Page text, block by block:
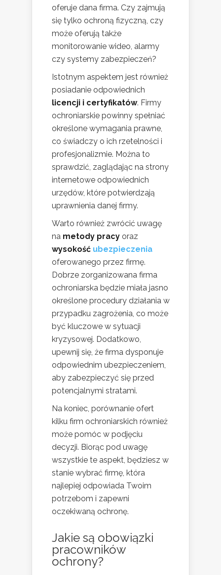
oferuje dana firma. Czy zajmują
się tylko ochroną fizyczną, czy
może oferują także
monitorowanie wideo, alarmy
czy systemy zabezpieczeń?
Istotnym aspektem jest również
posiadanie odpowiednich
licencji i certyfikatów. Firmy
ochroniarskie powinny spełniać
określone wymagania prawne,
co świadczy o ich rzetelności i
profesjonalizmie. Można to
sprawdzić, zaglądając na strony
internetowe odpowiednich
urzędów, które potwierdzają
uprawnienia danej firmy.
Warto również zwrócić uwagę
na metody pracy oraz
wysokość ubezpieczenia
oferowanego przez firmę.
Dobrze zorganizowana firma
ochroniarska będzie miała jasno
określone procedury działania w
przypadku zagrożenia, co może
być kluczowe w sytuacji
kryzysowej. Dodatkowo,
upewnij się, że firma dysponuje
odpowiednim ubezpieczeniem,
aby zabezpieczyć się przed
potencjalnymi stratami.
Na koniec, porównanie ofert
kilku firm ochroniarskich również
może pomóc w podjęciu
decyzji. Biorąc pod uwagę
wszystkie te aspekt, będziesz w
stanie wybrać firmę, która
najlepiej odpowiada Twoim
potrzebom i zapewni
oczekiwaną ochronę.
Jakie są obowiązki
pracowników
ochrony?